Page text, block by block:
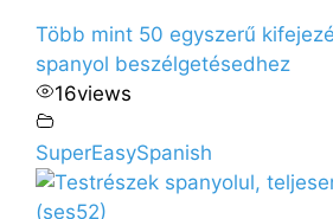
Több mint 50 egyszerű
spanyol beszélgetésedhez
16views
SuperEasySpanish